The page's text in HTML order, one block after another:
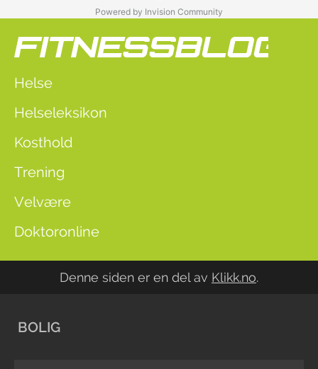
Powered by Invision Community
Helse
Helseleksikon
Kosthold
Trening
Velvære
Doktoronline
Denne siden er en del av Klikk.no.
BOLIG